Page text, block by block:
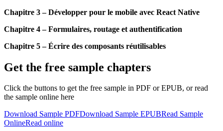
Chapitre 3 – Développer pour le mobile avec React Native
Chapitre 4 – Formulaires, routage et authentification
Chapitre 5 – Écrire des composants réutilisables
Get the free sample chapters
Click the buttons to get the free sample in PDF or EPUB, or read
the sample online here
Download Sample PDFDownload Sample EPUBRead Sample
OnlineRead online